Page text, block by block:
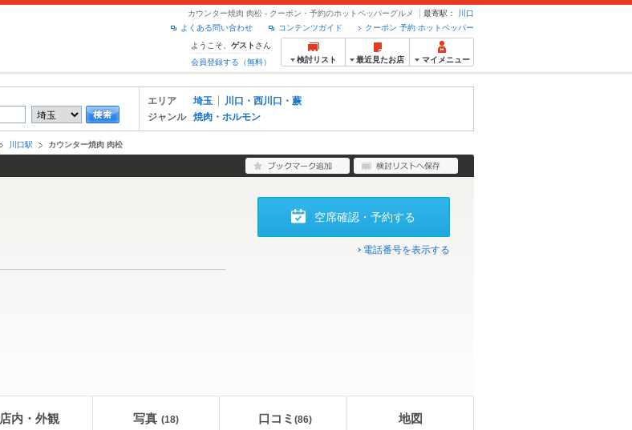
カウンター焼肉 肉松 - クーポン・予約のホットペッパーグルメ 最寄駅：
川口
クーポン 予約 ホットペッパー
コンテンツガイド
よくある問い合わせ
ようこそ、 ゲスト さん
会員登録する（無料）
検討リスト 最近見たお店 マイメニュー
エリア 埼玉
川口・西川口・蕨
ジャンル
焼肉・ホルモン
川口駅 カウンター焼肉 肉松
空席確認・予約する
電話番号を表示する
店内・外観 写真 (18) 口コミ (86) 地図